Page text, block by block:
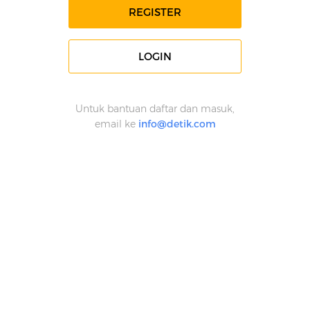
REGISTER
LOGIN
Untuk bantuan daftar dan masuk,
email ke info@detik.com